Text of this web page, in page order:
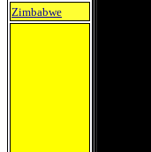
Zimbabwe